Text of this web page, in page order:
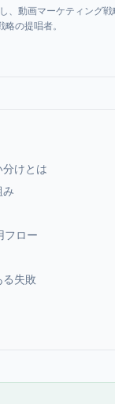
、動画マーケティング
の提唱者。
けとは
フロー
失敗